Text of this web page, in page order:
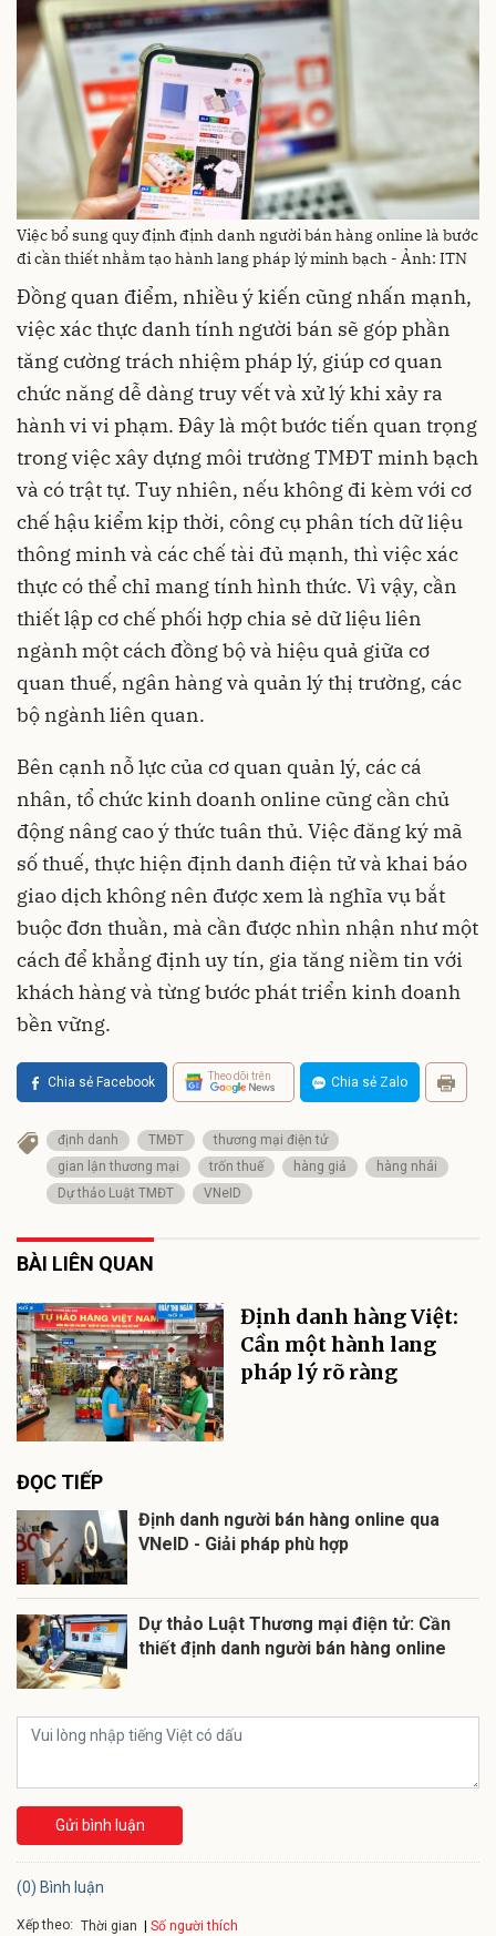
Việc bổ sung quy định định danh người bán hàng online là bước
đi cần thiết nhằm tạo hành lang pháp lý minh bạch - Ảnh: ITN
Đồng quan điểm, nhiều ý kiến cũng nhấn mạnh,
việc xác thực danh tính người bán sẽ góp phần
tăng cường trách nhiệm pháp lý, giúp cơ quan
chức năng dễ dàng truy vết và xử lý khi xảy ra
hành vi vi phạm. Đây là một bước tiến quan trọng
trong việc xây dựng môi trường TMĐT minh bạch
và có trật tự. Tuy nhiên, nếu không đi kèm với cơ
chế hậu kiểm kịp thời, công cụ phân tích dữ liệu
thông minh và các chế tài đủ mạnh, thì việc xác
thực có thể chỉ mang tính hình thức. Vì vậy, cần
thiết lập cơ chế phối hợp chia sẻ dữ liệu liên
ngành một cách đồng bộ và hiệu quả giữa cơ
quan thuế, ngân hàng và quản lý thị trường, các
bộ ngành liên quan.
Bên cạnh nỗ lực của cơ quan quản lý, các cá
nhân, tổ chức kinh doanh online cũng cần chủ
động nâng cao ý thức tuân thủ. Việc đăng ký mã
số thuế, thực hiện định danh điện tử và khai báo
giao dịch không nên được xem là nghĩa vụ bắt
buộc đơn thuần, mà cần được nhìn nhận như một
cách để khẳng định uy tín, gia tăng niềm tin với
khách hàng và từng bước phát triển kinh doanh
bền vững.
Chia sẻ Facebook Theo dõi trên Chia sẻ Zalo
định danh TMĐT
thương mại điện tử
gian lận thương mại
trốn thuế hàng giả
hàng nhái
Dự thảo Luật TMĐT
VNeID
BÀI LIÊN QUAN
Định danh hàng Việt:
Cần một hành lang
pháp lý rõ ràng
ĐỌC TIẾP
Định danh người bán hàng online qua
VNeID - Giải pháp phù hợp
Dự thảo Luật Thương mại điện tử: Cần
thiết định danh người bán hàng online
Gửi bình luận
(0) Bình luận
Xếp theo: Thời gian Số người thích